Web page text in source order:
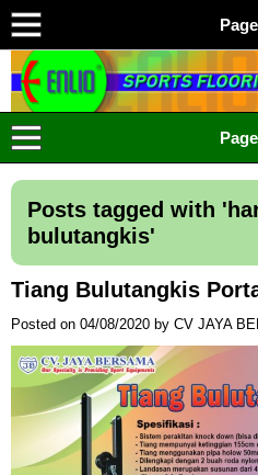
ENLIO INDONESIA
Menyediakan Karpet
Posts tagged with '
bulutangkis'
Tiang Bulutangkis
Posted on 04/08/2020 by CV JAYA